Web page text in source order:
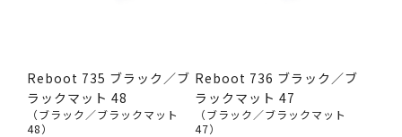
Reboot 735 ブラック／ブ
ラックマット 48
（ブラック／ブラックマット
48）
Reboot 736 ブラック／ブ
ラックマット 47
（ブラック／ブラックマット
47）